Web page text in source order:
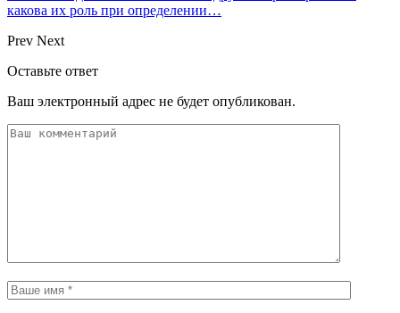
какова их роль при определении…
Prev Next
Оставьте ответ
Ваш электронный адрес не будет опубликован.